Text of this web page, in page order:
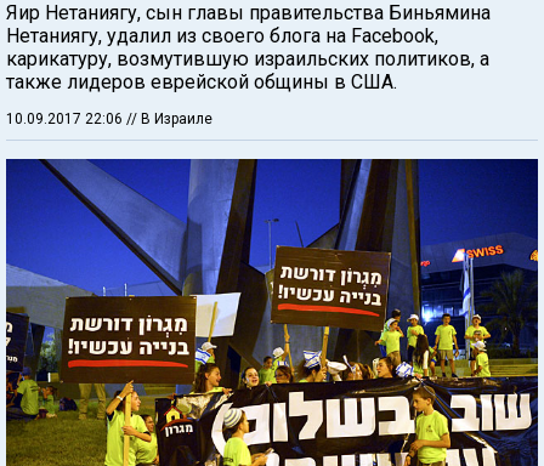
Яир Нетаниягу, сын главы правительства Биньямина
Нетаниягу, удалил из своего блога на Facebook,
карикатуру, возмутившую израильских политиков, а
также лидеров еврейской общины в США.
10.09.2017 22:06 // В Израиле